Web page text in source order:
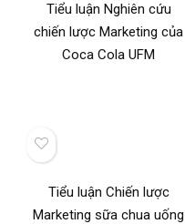
Tiểu luận Nghiên cứu
chiến lược Marketing của
Coca Cola UFM
Tiểu luận Chiến lược
Marketing sữa chua uống